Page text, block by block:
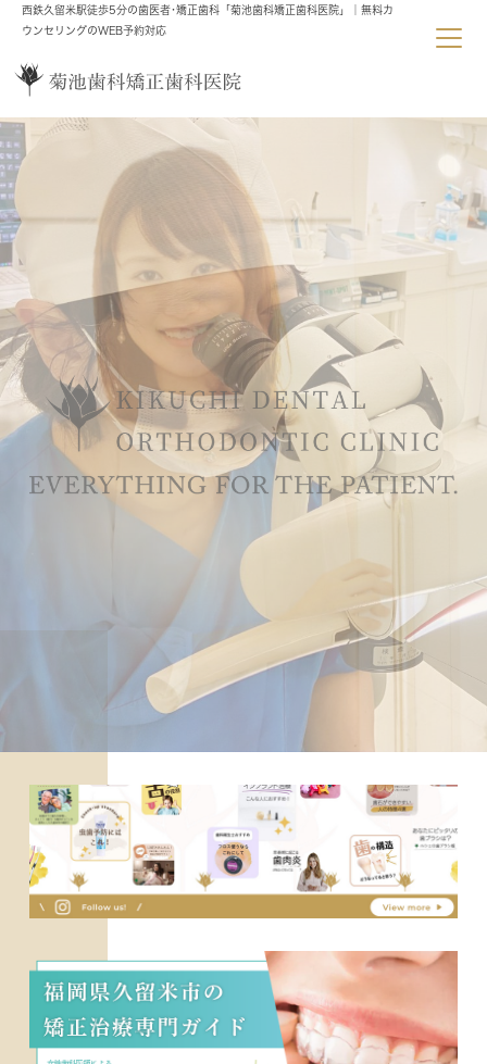
西鉄久留米駅徒歩5分の歯医者･矯正歯科「菊池歯科矯正歯科医院」｜無料カ
ウンセリングのWEB予約対応